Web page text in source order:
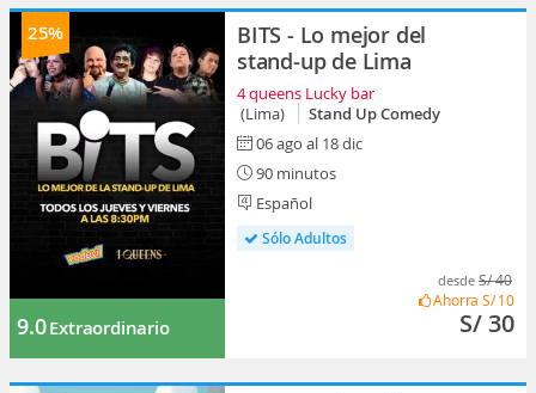
25%
9.0Extraordinario
BITS - Lo mejor del
stand-up de Lima
4 queens Lucky bar
(Lima)
Stand Up Comedy
06 ago al 18 dic
90 minutos
Español
Sólo Adultos
desde S/ 40
Ahorra S/ 10
S/ 30